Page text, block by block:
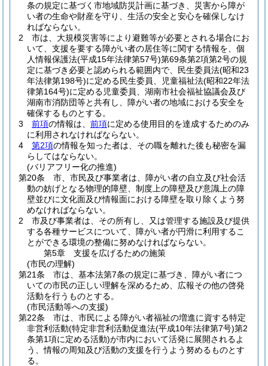
条の規定に基づく市地域防災計画に基づき、災害から障が
い者の生命や財産を守り、生活の安全と安心を確保しなけ
ればならない。
2
市は、大規模災害等により避難等が必要とされる場合にお
いて、支援を要する障がい者の居住等に関する情報を、個
人情報保護法(平成15年法律第57号)第69条第2項第2号の規
定に基づき必要と認められる範囲内で、民生委員法(昭和23
年法律第198号)に定める民生委員、児童福祉法(昭和22年法
律第164号)に定める児童委員、湖南市社会福祉協議会及び
湖南市消防団等と共有し、障がい者の地域における安全を
確保するものとする。
3
前項の情報は、 前項に定める使用目的を達成するためのみ
に利用されなければならない。
4
第2項の情報を知った者は、その職を離れた後も秘密を漏
らしてはならない。
(バリアフリー化の推進)
第20条
市、市民及び事業者は、障がい者の自立及び社会活
動の妨げとなる物理的障壁、制度上の障壁及び意識上の障
壁並びに文化面及び情報面における障壁を取り除くよう努
めなければならない。
2
市及び事業者は、その所有し、又は管理する施設及び提供
する各種サービスについて、障がい者が円滑に利用するこ
とができる環境の整備に努めなければならない。
第5章
支援を広げるための施策
(市民の理解)
第21条
市は、基本法第7条の規定に基づき、障がい者につ
いての市民の正しい理解を深めるため、広報その他の啓発
活動を行うものとする。
(市民活動等への支援)
第22条
市は、市民による障がい者福祉の増進に資する特定
非営利活動(特定非営利活動促進法(平成10年法律第7号)第2
条第1項に定める活動)が市内において活発に展開されるよ
う、情報の周知及び活動の支援を行うよう努めるものとす
る。